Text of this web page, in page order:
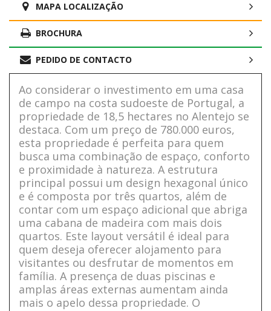
MAPA LOCALIZAÇÃO
BROCHURA
PEDIDO DE CONTACTO
Ao considerar o investimento em uma casa
de campo na costa sudoeste de Portugal, a
propriedade de 18,5 hectares no Alentejo se
destaca. Com um preço de 780.000 euros,
esta propriedade é perfeita para quem
busca uma combinação de espaço, conforto
e proximidade à natureza. A estrutura
principal possui um design hexagonal único
e é composta por três quartos, além de
contar com um espaço adicional que abriga
uma cabana de madeira com mais dois
quartos. Este layout versátil é ideal para
quem deseja oferecer alojamento para
visitantes ou desfrutar de momentos em
família. A presença de duas piscinas e
amplas áreas externas aumentam ainda
mais o apelo dessa propriedade. O